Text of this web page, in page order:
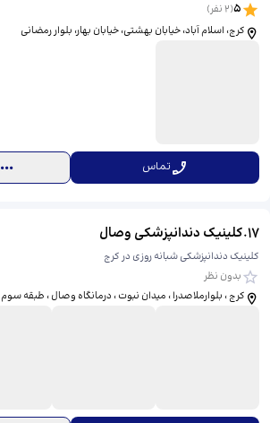
5
(
2نفر)
کرج، اسلام آباد، خیابان بهشتی، خیابان بهار، بلوار رمضانی
تماس
17
.کلینیک دندانپزشکی وصال
کلینیک دندانپزشکی شبانه روزی در کرج
بدون نظر
كرج ، بلوارملاصدرا ، ميدان نبوت ، درمانگاه وصال ، طبقه سوم